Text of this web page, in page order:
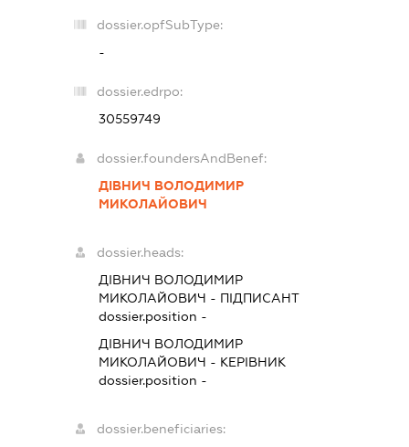
dossier.opfSubType:
-
dossier.edrpo:
30559749
dossier.foundersAndBenef:
ДІВНИЧ ВОЛОДИМИР
МИКОЛАЙОВИЧ
dossier.heads:
ДІВНИЧ ВОЛОДИМИР
МИКОЛАЙОВИЧ - ПІДПИСАНТ
dossier.position -
ДІВНИЧ ВОЛОДИМИР
МИКОЛАЙОВИЧ - КЕРІВНИК
dossier.position -
dossier.beneficiaries: